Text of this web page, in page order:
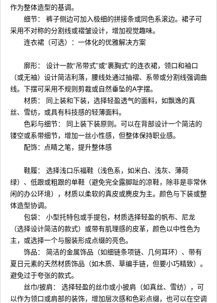
作为整体造型的基调。
细节： 裤子侧边可加入极细的拼接条或同色系滚边。裙子可
采用不对称的分割线或褶皱设计，增加视觉趣味。
连衣裙（可选）：一体化的优雅解决方案
廓形： 设计一款“吊带式”或“裹胸式”的连衣裙，领口和袖口
（或无袖）设计简洁利落，腰线处通过抽褶、系带或分割线强调曲
线。下摆可采用不规则剪裁或自然垂坠的A字摆。
材质： 同上装和下装，选择轻盈透气的面料，如飘逸的真
丝、雪纺，或具有科技感的轻薄面料。
色彩与细节： 同上装下装原则。可以在背部设计一个简洁的
镂空或系带细节，增加一丝小性感，但整体保持职业感。
配饰：点睛之笔，提升整体感
鞋履： 选择浅口乐福鞋（浅色系，如米白、浅灰、薄荷
绿）、低跟或粗跟的单鞋（避免完全露脚趾的凉鞋，除非是非常休
闲的办公环境），材质以柔软的真皮或麂皮为主。颜色与下装或整
体造型协调。
包袋： 小型托特包或手提包，材质选择轻盈的帆布、尼龙
（选择设计简洁的款式）或带有肌理感的皮革，颜色以中性色为
主，或选择一个与服装形成点缀的亮色。
饰品： 简洁的金属饰品（如细链条项链、几何耳环）、带有
夏日元素的天然材质饰品（如木质、草编手链，但要小巧精致）。
避免过于夸张的款式。
丝巾/披肩： 选择轻盈的丝巾或小披肩（如真丝、雪纺），可
以作为领口或肩部的装饰，增加层次感和色彩点缀，也可以在空调